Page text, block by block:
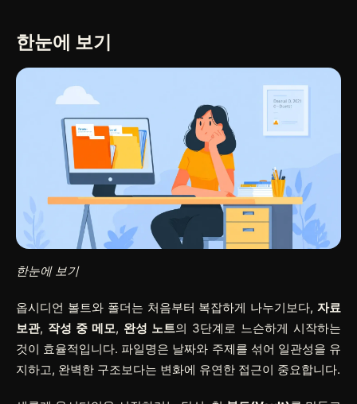
한눈에 보기
한눈에 보기
옵시디언 볼트와 폴더는 처음부터 복잡하게 나누기보다, 자료
보관, 작성 중 메모, 완성 노트의 3단계로 느슨하게 시작하는
것이 효율적입니다. 파일명은 날짜와 주제를 섞어 일관성을 유
지하고, 완벽한 구조보다는 변화에 유연한 접근이 중요합니다.